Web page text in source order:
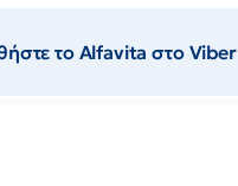
το Αlfavita στο Viber